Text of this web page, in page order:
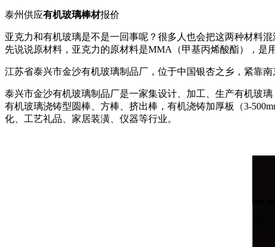
泰州供应有机玻璃棒材报价
亚克力和有机玻璃是不是一回事呢？很多人也会把这两种材料
先说说原材料，亚克力的原材料是MMA（甲基丙烯酸酯），是
江苏省泰兴市金沙有机玻璃制品厂，位于中国银杏之乡，紧靠
泰兴市金沙有机玻璃制品厂是一家集设计、加工、生产有机玻
有机玻璃浇铸型圆棒、方棒、挤出棒，有机浇铸加厚板（3-
化、工艺礼品、家居装潢、仪器等行业。